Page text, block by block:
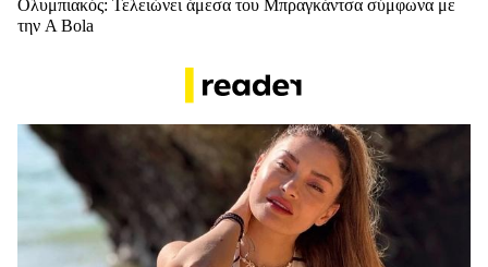
Ολυμπιακός: Τελειώνει άμεσα του Μπραγκάντσα σύμφωνα με
την A Bola